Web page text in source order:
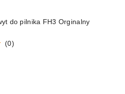
do pilnika FH3 Orginalny
(0)